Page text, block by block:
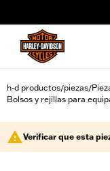
h-d productos/piezas/
Bolsos y rejillas para
Verificar que esta